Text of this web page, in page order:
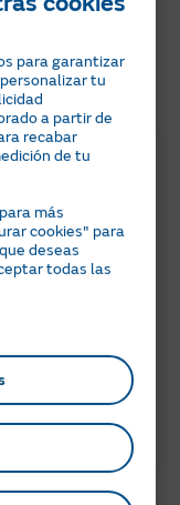
¿Qué
para garantizar
tu
a partir de
recabar
de tu
para más
cookies" para
deseas
todas las